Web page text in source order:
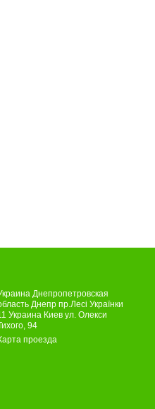
Днепропетровская
Днепр пр.Лесі Українки
Украина Киев ул. Олекси
94
проезда